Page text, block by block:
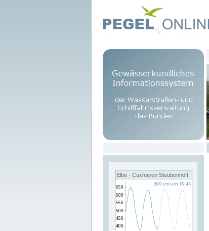
Elbe - Cuxhaven Steubenhöft